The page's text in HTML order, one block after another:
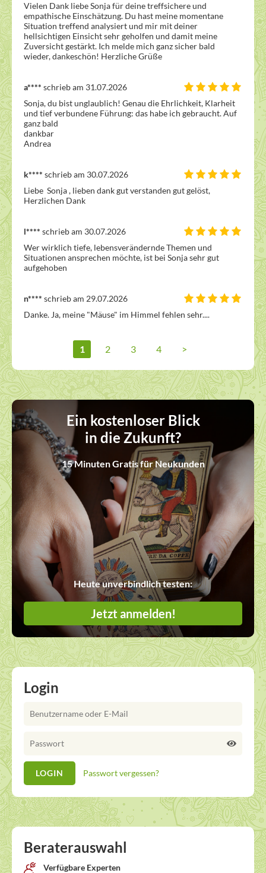
Vielen Dank liebe Sonja für deine treffsichere und
empathische Einschätzung. Du hast meine momentane
Situation treffend analysiert und mir mit deiner
hellsichtigen Einsicht sehr geholfen und damit meine
Zuversicht gestärkt. Ich melde mich ganz sicher bald
wieder, dankeschön! Herzliche Grüße
a**** schrieb am 31.07.2026
Sonja, du bist unglaublich! Genau die Ehrlichkeit, Klarheit
und tief verbundene Führung: das habe ich gebraucht. Auf
ganz bald
dankbar
Andrea
k**** schrieb am 30.07.2026
Liebe  Sonja , lieben dank gut verstanden gut gelöst,
Herzlichen Dank
l**** schrieb am 30.07.2026
Wer wirklich tiefe, lebensverändernde Themen und
Situationen ansprechen möchte, ist bei Sonja sehr gut
aufgehoben
n**** schrieb am 29.07.2026
Danke. Ja, meine "Mäuse" im Himmel fehlen sehr....
1 2 3 4 >
Ein kostenloser Blick
in die Zukunft?
15 Minuten Gratis für Neukunden
Heute unverbindlich testen:
Jetzt anmelden!
Login
Passwort vergessen?
Beraterauswahl
Verfügbare Experten